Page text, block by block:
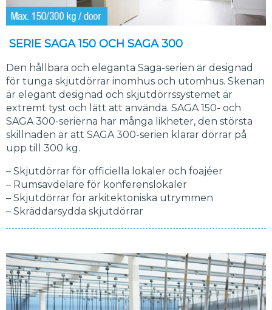
SERIE SAGA 150 OCH SAGA 300
Den hållbara och eleganta Saga-serien är designad
för tunga skjutdörrar inomhus och utomhus. Skenan
är elegant designad och skjutdörrssystemet är
extremt tyst och lätt att använda. SAGA 150- och
SAGA 300-serierna har många likheter, den största
skillnaden är att SAGA 300-serien klarar dörrar på
upp till 300 kg.
– Skjutdörrar för officiella lokaler och foajéer
– Rumsavdelare för konferenslokaler
– Skjutdörrar för arkitektoniska utrymmen
– Skräddarsydda skjutdörrar